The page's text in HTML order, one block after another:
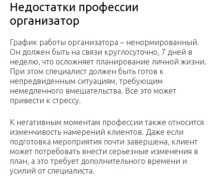
Недостатки профессии
организатор
График работы организатора – ненормированный.
Он должен быть на связи круглосуточно, 7 дней в
неделю, что осложняет планирование личной жизни.
При этом специалист должен быть готов к
непредвиденным ситуациям, требующим
немедленного вмешательства. Все это может
привести к стрессу.
К негативным моментам профессии также относится
изменчивость намерений клиентов. Даже если
подготовка мероприятия почти завершена, клиент
может потребовать внести серьезные изменения в
план, а это требует дополнительного времени и
усилий от специалиста.